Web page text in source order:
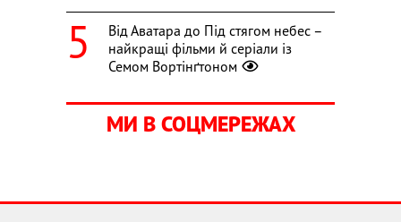
Від Аватара до Під стягом небес –
найкращі фільми й серіали із
Семом Вортінґтоном
МИ В СОЦМЕРЕЖАХ